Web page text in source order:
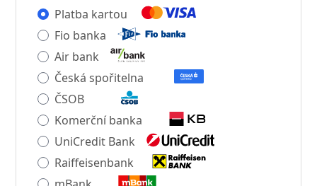
Platba kartou
Fio banka
Air bank
Česká spořitelna
ČSOB
Komerční banka
UniCredit Bank
Raiffeisenbank